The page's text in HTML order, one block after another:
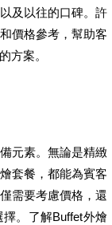
及以往的口碑。許
價格參考，幫助客
方案。
元素。無論是精緻
套餐，都能為賓客
需要考慮價格，還
。了解Buffet外燴